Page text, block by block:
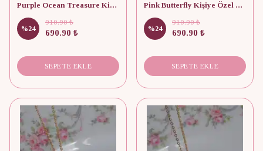
Purple Ocean Treasure Kişiye Özel Fotoğraflı Kapaklı Kolye
%24
910.90 ₺
690.90 ₺
SEPETE EKLE
Pink Butterfly Kişiye Özel Fotoğraflı Kapaklı Kolye
%24
910.90 ₺
690.90 ₺
SEPETE EKLE